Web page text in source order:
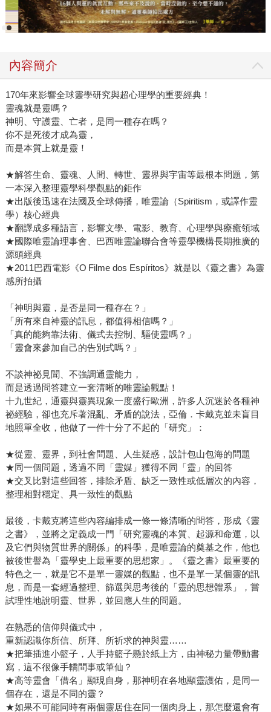
內容簡介
170年來影響全球靈學研究與超心理學的重要經典！
靈魂就是靈嗎？
神明、守護靈、亡者，是同一種存在嗎？
你不是死後才成為靈，
而是本質上就是靈！
★解答生命、靈魂、人間、轉世、靈界與宇宙等最根本問題，第
一本深入整理靈學科學觀點的鉅作
★出版後迅速在法國及全球傳播，唯靈論（Spiritism，或譯作靈
學）核心經典
★翻譯成多種語言，影響文學、電影、教育、心理學與療癒領域
★國際唯靈論理事會、巴西唯靈論聯合會等靈學機構長期推廣的
源頭經典
★2011巴西電影《O Filme dos Espíritos》就是以《靈之書》為靈
感所拍攝
「神明與靈，是否是同一種存在？」
「所有來自神靈的訊息，都值得相信嗎？」
「真的能夠靠法術、儀式去控制、驅使靈嗎？」
「靈會來參加自己的告別式嗎？」
不談神祕見聞、不強調通靈能力，
而是透過問答建立一套清晰的唯靈論觀點！
十九世紀，通靈與靈異現象一度盛行歐洲，許多人沉迷於各種神
祕經驗，卻也充斥著混亂、矛盾的說法，亞倫．卡戴克並未盲目
地照單全收，他做了一件十分了不起的「研究」：
★從靈、靈界，到社會問題、人生疑惑，設計包山包海的問題
★同一個問題，透過不同「靈媒」獲得不同「靈」的回答
★交叉比對這些回答，排除矛盾、缺乏一致性或低層次的內容，
整理相對穩定、具一致性的觀點
最後，卡戴克將這些內容編排成一條一條清晰的問答，形成《靈
之書》，並將之定義成一門「研究靈魂的本質、起源和命運，以
及它們與物質世界的關係」的科學，是唯靈論的奠基之作，他也
被後世譽為「靈學史上最重要的思想家」。《靈之書》最重要的
特色之一，就是它不是單一靈媒的觀點，也不是單一某個靈的訊
息，而是一套經過整理、篩選與思考後的「靈的思想體系」，嘗
試理性地說明靈、世界，並回應人生的問題。
在熟悉的信仰與儀式中，
重新認識你所信、所拜、所祈求的神與靈……
★把筆插進小籃子，人手持籃子懸於紙上方，由神秘力量帶動書
寫，這不很像手轎問事或筆仙？
★高等靈會「借名」顯現自身，那神明在各地顯靈護佑，是同一
個存在，還是不同的靈？
★如果不可能同時有兩個靈居住在同一個肉身上，那怎麼還會有